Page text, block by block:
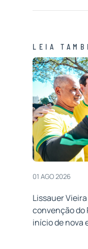
LEIA
01 AGO 2026
Lissauer
convenção do
início de nova